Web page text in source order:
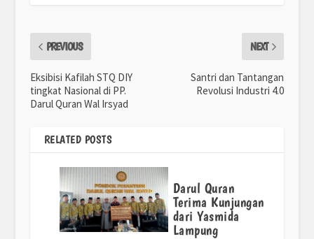
PREVIOUS
Eksibisi Kafilah STQ DIY
tingkat Nasional di PP.
Darul Quran Wal Irsyad
NEXT
Santri dan Tantangan
Revolusi Industri 4.0
RELATED POSTS
Darul Quran
Terima Kunjungan
dari Yasmida
Lampung